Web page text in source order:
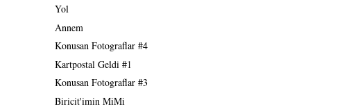
Yol
Annem
Konusan Fotograflar #4
Kartpostal Geldi #1
Konusan Fotograflar #3
Biricit'imin MiMi